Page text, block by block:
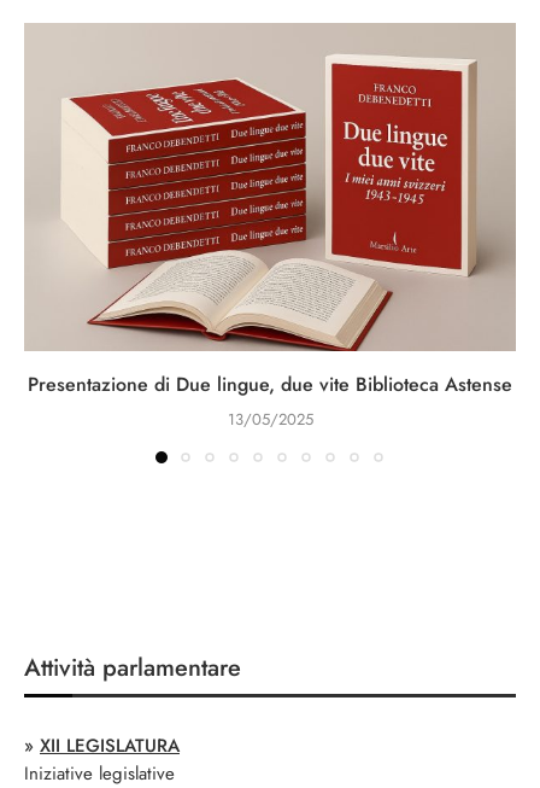
Presentazione di Due lingue, due vite Biblioteca Astense
13/05/2025
Attività parlamentare
» XII LEGISLATURA
Iniziative legislative